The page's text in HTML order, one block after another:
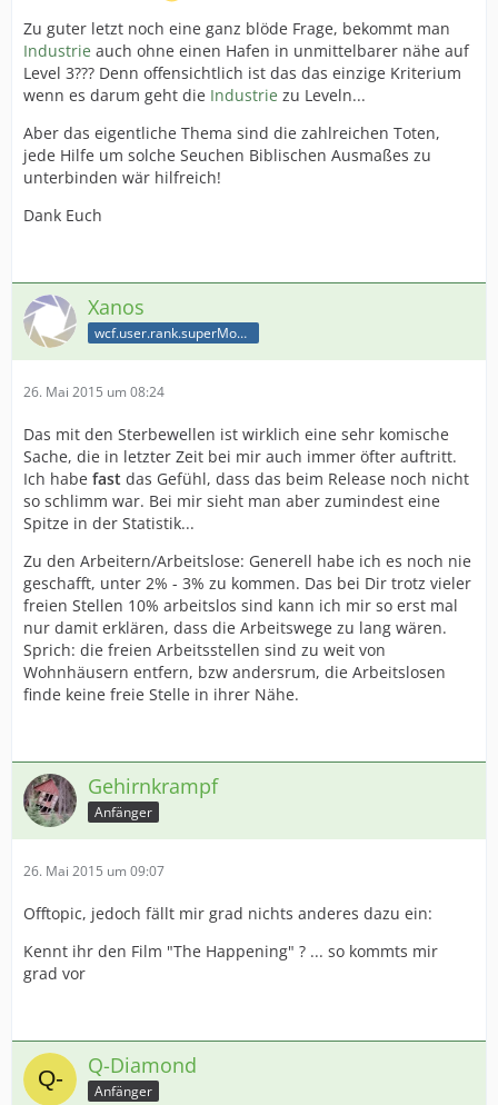
Zu guter letzt noch eine ganz blöde Frage, bekommt man
Industrie auch ohne einen Hafen in unmittelbarer nähe auf
Level 3??? Denn offensichtlich ist das das einzige Kriterium
wenn es darum geht die Industrie zu Leveln...
Aber das eigentliche Thema sind die zahlreichen Toten,
jede Hilfe um solche Seuchen Biblischen Ausmaßes zu
unterbinden wär hilfreich!
Dank Euch
Xanos
wcf.user.rank.superModerator
26. Mai 2015 um 08:24
Das mit den Sterbewellen ist wirklich eine sehr komische
Sache, die in letzter Zeit bei mir auch immer öfter auftritt.
Ich habe fast das Gefühl, dass das beim Release noch nicht
so schlimm war. Bei mir sieht man aber zumindest eine
Spitze in der Statistik...
Zu den Arbeitern/Arbeitslose: Generell habe ich es noch nie
geschafft, unter 2% - 3% zu kommen. Das bei Dir trotz vieler
freien Stellen 10% arbeitslos sind kann ich mir so erst mal
nur damit erklären, dass die Arbeitswege zu lang wären.
Sprich: die freien Arbeitsstellen sind zu weit von
Wohnhäusern entfern, bzw andersrum, die Arbeitslosen
finde keine freie Stelle in ihrer Nähe.
Gehirnkrampf
Anfänger
26. Mai 2015 um 09:07
Offtopic, jedoch fällt mir grad nichts anderes dazu ein:
Kennt ihr den Film "The Happening" ? ... so kommts mir
grad vor
Q-Diamond
Anfänger